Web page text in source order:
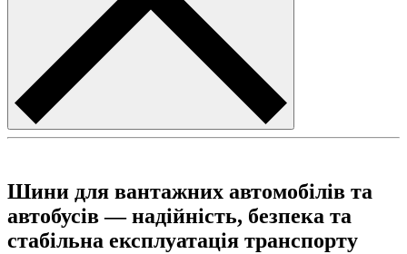
Шини для вантажних автомобілів та
автобусів — надійність, безпека та
стабільна експлуатація транспорту